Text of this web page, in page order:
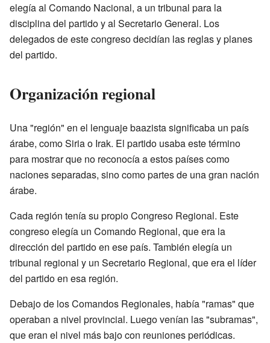
elegía al Comando Nacional, a un tribunal para la
disciplina del partido y al Secretario General. Los
delegados de este congreso decidían las reglas y planes
del partido.
Organización regional
Una "región" en el lenguaje baazista significaba un país
árabe, como Siria o Irak. El partido usaba este término
para mostrar que no reconocía a estos países como
naciones separadas, sino como partes de una gran nación
árabe.
Cada región tenía su propio Congreso Regional. Este
congreso elegía un Comando Regional, que era la
dirección del partido en ese país. También elegía un
tribunal regional y un Secretario Regional, que era el líder
del partido en esa región.
Debajo de los Comandos Regionales, había "ramas" que
operaban a nivel provincial. Luego venían las "subramas",
que eran el nivel más bajo con reuniones periódicas.